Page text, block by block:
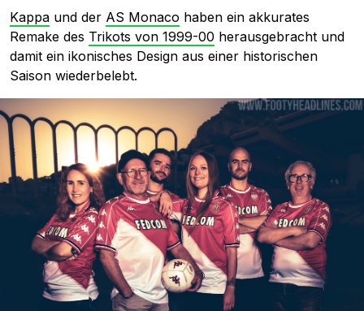
Kappa und der AS Monaco haben ein akkurates
Remake des Trikots von 1999-00 herausgebracht und
damit ein ikonisches Design aus einer historischen
Saison wiederbelebt.